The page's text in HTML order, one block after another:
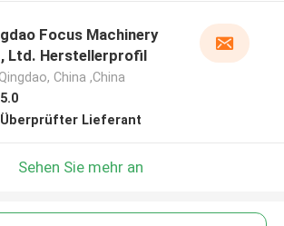
Focus Machinery
Ltd. Herstellerprofil
China ,China
5.0
Überprüfter Lieferant
Sehen Sie mehr an